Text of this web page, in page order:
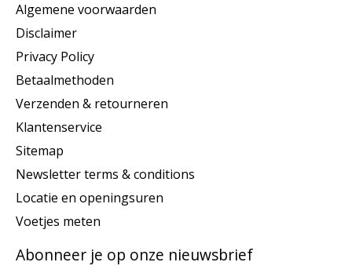
Algemene voorwaarden
Disclaimer
Privacy Policy
Betaalmethoden
Verzenden & retourneren
Klantenservice
Sitemap
Newsletter terms & conditions
Locatie en openingsuren
Voetjes meten
Abonneer je op onze nieuwsbrief